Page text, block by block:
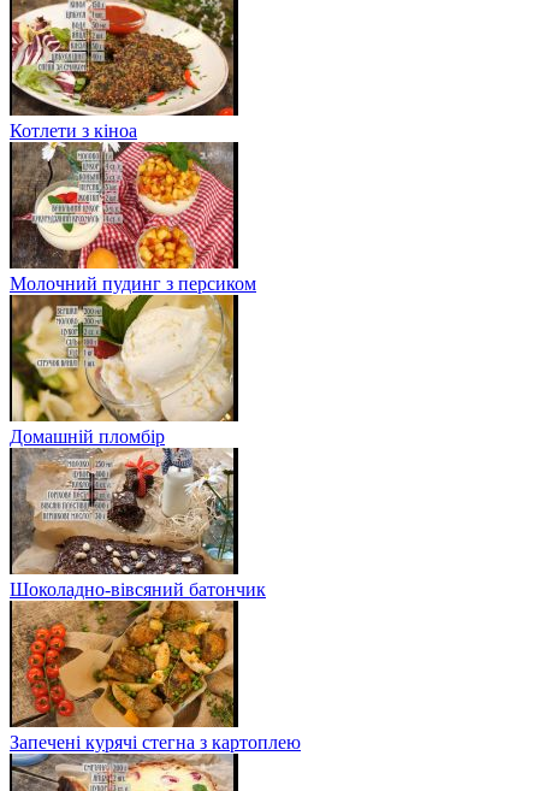
Котлети з кіноа
Молочний пудинг з персиком
Домашній пломбір
Шоколадно-вівсяний батончик
Запечені курячі стегна з картоплею